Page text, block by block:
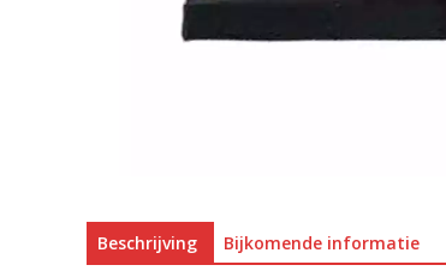
Beschrijving Bijkomende informatie